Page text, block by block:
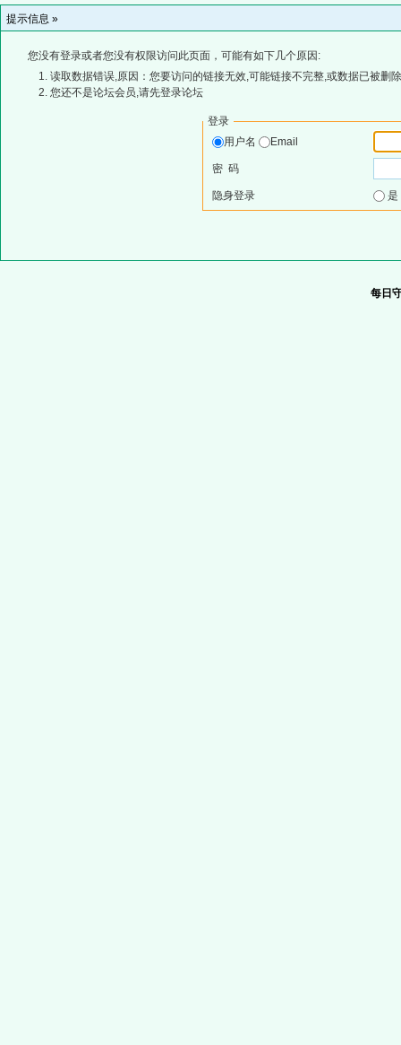
提示信息 »
您没有登录或者您没有权限访问此页面，可能有如下几个原因:
读取数据错误,原因：您要访问的链接无效,可能链接不完整,或数据已被删
您还不是论坛会员,请先登录论坛
登录
用户名
Email
密 码
隐身登录
每日